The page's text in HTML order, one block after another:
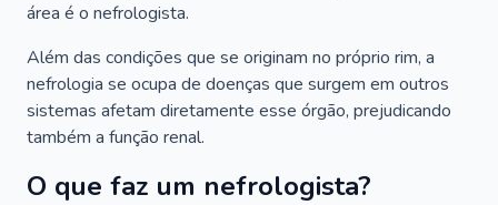
área é o nefrologista.
Além das condições que se originam no próprio rim, a
nefrologia se ocupa de doenças que surgem em outros
sistemas afetam diretamente esse órgão, prejudicando
também a função renal.
O que faz um nefrologista?